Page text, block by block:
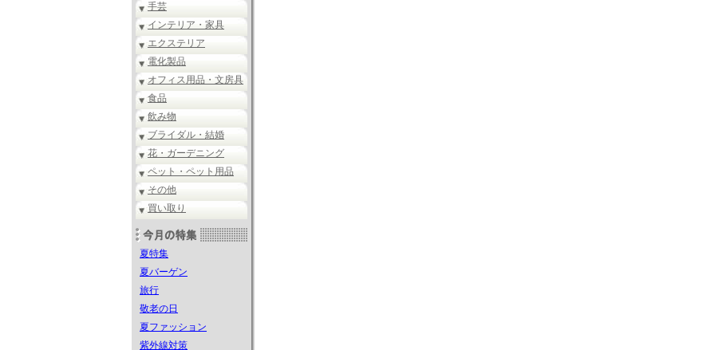
手芸
インテリア・家具
エクステリア
電化製品
オフィス用品・文房具
食品
飲み物
ブライダル・結婚
花・ガーデニング
ペット・ペット用品
その他
買い取り
夏特集
夏バーゲン
旅行
敬老の日
夏ファッション
紫外線対策